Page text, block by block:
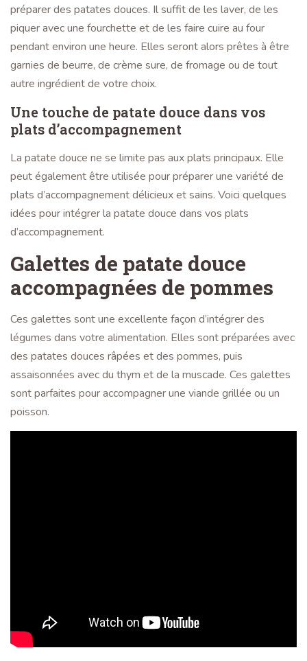
préparer des patates douces. Il suffit de les laver, de les
piquer avec une fourchette et de les faire cuire au four
pendant environ une heure. Elles seront alors prêtes à être
garnies de beurre, de crème sure, de fromage ou de tout
autre ingrédient de votre choix.
Une touche de patate douce dans vos
plats d’accompagnement
La patate douce ne se limite pas aux plats principaux. Elle
peut également être utilisée pour préparer une variété de
plats d’accompagnement délicieux et sains. Voici quelques
idées pour intégrer la patate douce dans vos plats
d’accompagnement.
Galettes de patate douce
accompagnées de pommes
Ces galettes sont une excellente façon d’intégrer des
légumes dans votre alimentation. Elles sont préparées avec
des patates douces râpées et des pommes, puis
assaisonnées avec du thym et de la muscade. Ces galettes
sont parfaites pour accompagner une viande grillée ou un
poisson.